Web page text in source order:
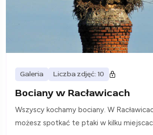
Galeria Liczba zdjęć: 10
Bociany w Racławicach
Wszyscy kochamy bociany. W
możesz spotkać te ptaki w kilku